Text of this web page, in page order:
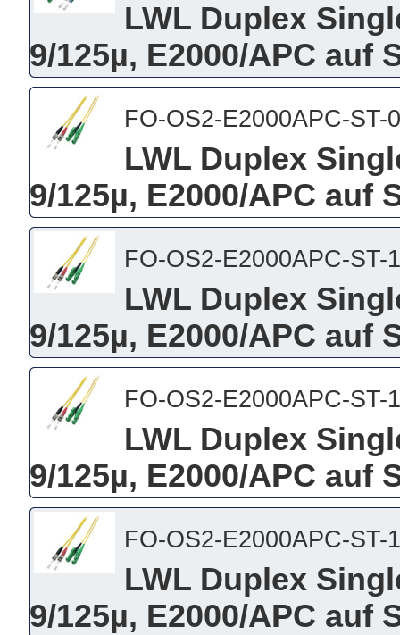
LWL Duplex
9/125µ, E2000/APC auf
FO-OS2-E2000APC-ST-
LWL Duplex
9/125µ, E2000/APC auf
FO-OS2-E2000APC-ST-1
LWL Duplex
9/125µ, E2000/APC auf
FO-OS2-E2000APC-ST-
LWL Duplex
9/125µ, E2000/APC auf
FO-OS2-E2000APC-ST-
LWL Duplex
9/125µ, E2000/APC auf